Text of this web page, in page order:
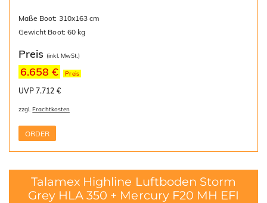
Maße Boot: 310x163 cm
Gewicht Boot: 60 kg
Preis (inkl. MwSt.)
6.658 € Preis
UVP 7.712 €
zzgl.Frachtkosten
ORDER
Talamex Highline Luftboden Storm
Grey HLA 350 + Mercury F20 MH EFI